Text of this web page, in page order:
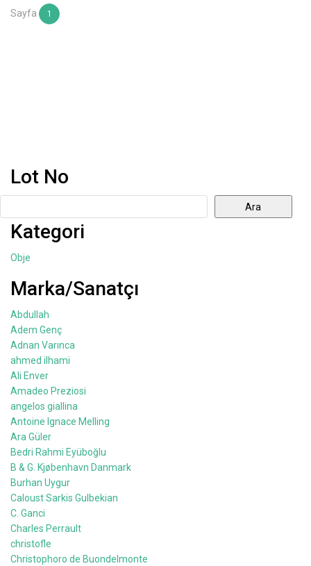
Sayfa 1
Lot No
Ara
Kategori
Obje
Marka/Sanatçı
Abdullah
Adem Genç
Adnan Varınca
ahmed ilhami
Ali Enver
Amadeo Preziosi
angelos giallina
Antoine Ignace Melling
Ara Güler
Bedri Rahmi Eyüboğlu
B & G. Kjøbenhavn Danmark
Burhan Uygur
Caloust Sarkis Gulbekian
C. Ganci
Charles Perrault
christofle
Christophoro de Buondelmonte